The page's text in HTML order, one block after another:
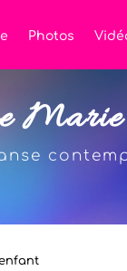
Photos
Marie